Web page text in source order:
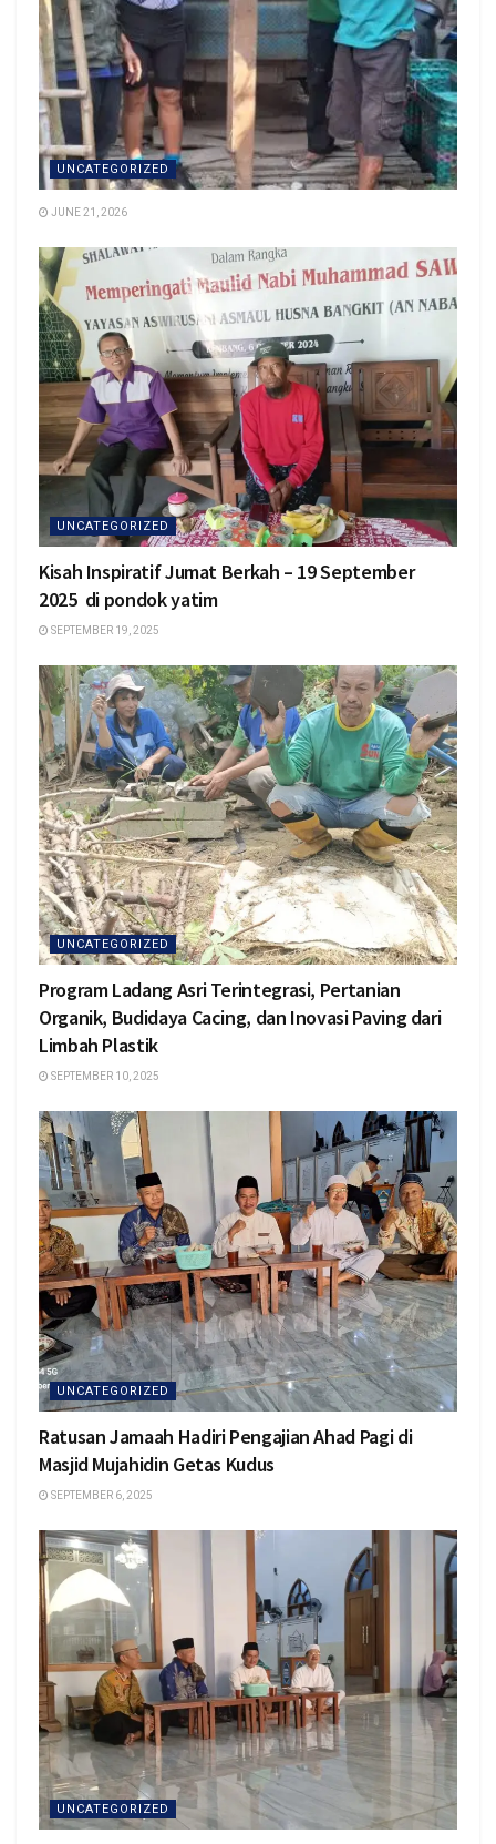
UNCATEGORIZED
JUNE 21, 2026
UNCATEGORIZED
Kisah Inspiratif Jumat Berkah – 19 September
2025 di pondok yatim
SEPTEMBER 19, 2025
UNCATEGORIZED
Program Ladang Asri Terintegrasi, Pertanian
Organik, Budidaya Cacing, dan Inovasi Paving dari
Limbah Plastik
SEPTEMBER 10, 2025
UNCATEGORIZED
Ratusan Jamaah Hadiri Pengajian Ahad Pagi di
Masjid Mujahidin Getas Kudus
SEPTEMBER 6, 2025
UNCATEGORIZED